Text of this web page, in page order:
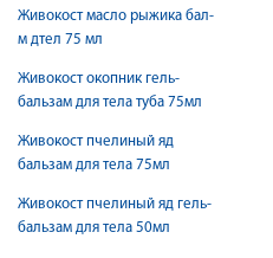
Живокост масло рыжика бал-
м дтел 75 мл
Живокост окопник гель-
бальзам для тела туба 75мл
Живокост пчелиный яд
бальзам для тела 75мл
Живокост пчелиный яд гель-
бальзам для тела 50мл